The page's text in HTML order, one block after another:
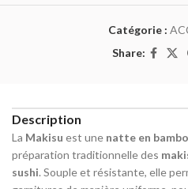
Catégorie :
Share:
Description
La Makisu est une natte en
préparation traditionnelle des
sushi. Souple et résistante, elle